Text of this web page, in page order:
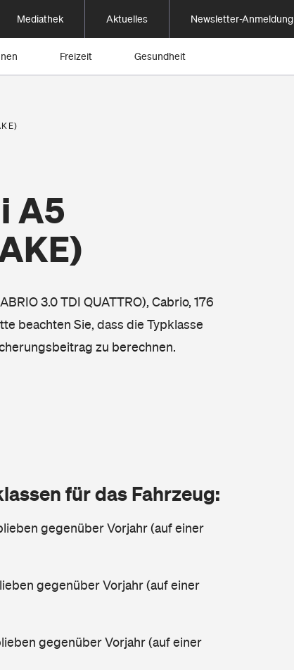
Mediathek Aktuelles Newsletter-Anmeldung
Freizeit Gesundheit
A5
3.0 TDI QUATTRO), Cabrio, 176
beachten Sie, dass die Typklasse
zu berechnen.
für das Fahrzeug:
gegenüber Vorjahr (auf einer
gegenüber Vorjahr (auf einer
gegenüber Vorjahr (auf einer